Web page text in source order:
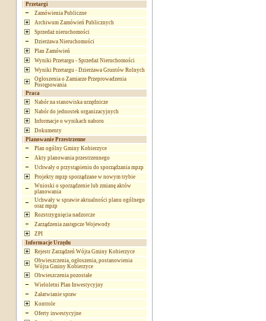
Przetargi
Zamówienia Publiczne
Archiwum Zamówień Publicznych
Sprzedaż nieruchomości
Dzierżawa Nieruchomości
Plan Zamówień
Wyniki Przetargu - Sprzedaż Nieruchomości
Wyniki Przetargu - Dzierżawa Gruntów Rolnych
Ogłoszenia o Zamiarze Przeprowadzenia
Postępowania
Praca
Nabór na stanowiska urzędnicze
Nabór do jednostek organizacyjnych
Informacje o wynikach naboru
Dokumenty
Planowanie Przestrzenne
Plan ogólny Gminy Kobierzyce
Akty planowania przestrzennego
Uchwały o przystąpieniu do sporządzania mpzp
Projekty mpzp sporządzane w nowym trybie
Wnioski o sporządzenie lub zmianę aktów
planowania
Uchwały w sprawie aktualności planu ogólnego
oraz mpzp
Rozstrzygnięcia nadzorcze
Zarządzenia zastępcze Wojewody
ZPI
Informacje Urzędu
Rejestr Zarządzeń Wójta Gminy Kobierzyce
Obwieszczenia, ogłoszenia, postanowienia
Wójta Gminy Kobierzyce
Obwieszczenia pozostałe
Wieloletni Plan Inwestycyjny
Załatwianie spraw
Kontrole
Oferty inwestycyjne